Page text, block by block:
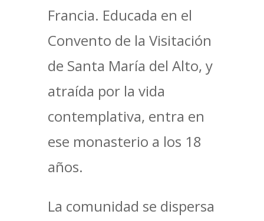
Francia. Educada en el
Convento de la Visitación
de Santa María del Alto, y
atraída por la vida
contemplativa, entra en
ese monasterio a los 18
años.
La comunidad se dispersa